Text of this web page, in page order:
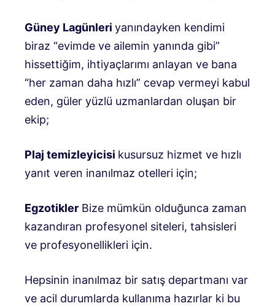
Güney Lagünleri yanındayken kendimi
biraz “evimde ve ailemin yanında gibi”
hissettiğim, ihtiyaçlarımı anlayan ve bana
“her zaman daha hızlı” cevap vermeyi kabul
eden, güler yüzlü uzmanlardan oluşan bir
ekip;
Plaj temizleyicisi kusursuz hizmet ve hızlı
yanıt veren inanılmaz otelleri için;
Egzotikler Bize mümkün olduğunca zaman
kazandıran profesyonel siteleri, tahsisleri
ve profesyonellikleri için.
Hepsinin inanılmaz bir satış departmanı var
ve acil durumlarda kullanıma hazırlar ki bu